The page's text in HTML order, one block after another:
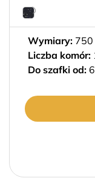
Wymiary: 750
Liczba komór:
Do szafki od: